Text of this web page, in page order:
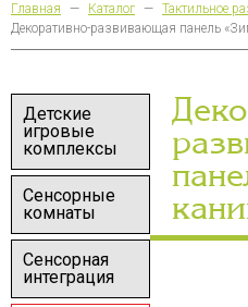
Главная — Каталог — Тактильное
Декоративно-развивающая панель
Детские
игровые
комплексы
Сенсорные
комнаты
Сенсорная
интеграция